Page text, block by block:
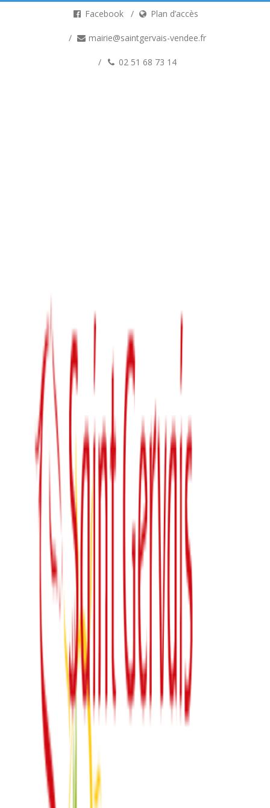
Facebook Plan d’accès
mairie@saintgervais-vendee.fr
02 51 68 73 14